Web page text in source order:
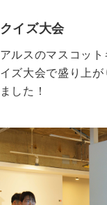
クイズ大会
アルスのマスコッ
イズ大会で盛り上
ました！